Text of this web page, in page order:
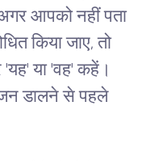
आपको नहीं पता
किया जाए, तो
या 'वह' कहें।
डालने से पहले